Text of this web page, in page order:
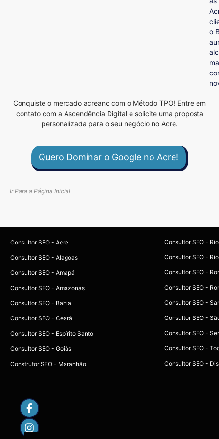
o
Conquiste o mercado acreano com o Método TPO! Entre em
contato com a Ascendência Digital e solicite uma proposta
personalizada para o seu negócio no Acre.
Quero Dominar o Google no Acre!
Ir Para a Página Inicial
Consultor SEO - Acre
Consultor SEO - Alagoas
Consultor SEO - Amapá
Consultor SEO - Amazonas
Consultor SEO - Bahia
Consultor SEO - Ceará
Consultor SEO - Espírito Santo
Consultor SEO - Goiás
Construtor SEO - Maranhão
Consultor SEO -
Consultor SEO -
Consultor SEO -
Consultor SEO -
Consultor SEO -
Consultor SEO -
Consultor SEO -
Consultor SEO -
Consultor SEO -